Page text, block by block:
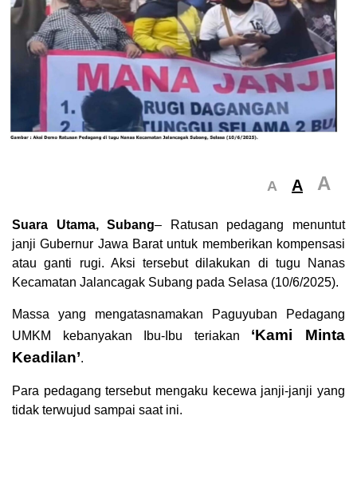
A A A
Suara Utama, Subang– Ratusan pedagang menuntut
janji Gubernur Jawa Barat untuk memberikan kompensasi
atau ganti rugi. Aksi tersebut dilakukan di tugu Nanas
Kecamatan Jalancagak Subang pada Selasa (10/6/2025).
Massa yang mengatasnamakan Paguyuban Pedagang
UMKM kebanyakan Ibu-Ibu teriakan ‘Kami Minta
Keadilan’.
Para pedagang tersebut mengaku kecewa janji-janji yang
tidak terwujud sampai saat ini.